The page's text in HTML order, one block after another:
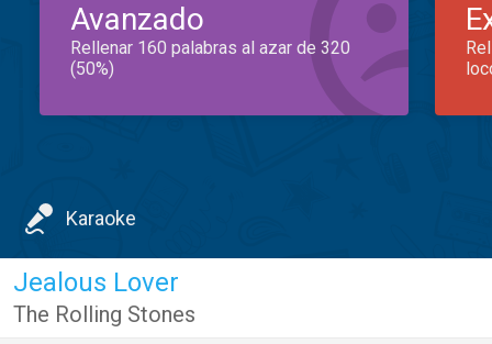
Avanzado
Rellenar 160 palabras al azar de 320
(50%)
Karaoke
Jealous Lover
The Rolling Stones